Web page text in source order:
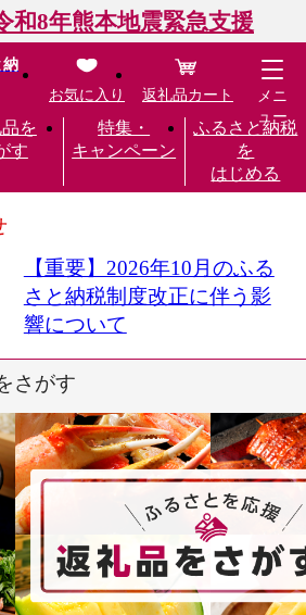
和8年熊本地震緊急支援
納
を
す
特集・
キャンペーン
ふるさと納税
を
はじめる
お気に入り 返礼品カート
メニ
ュー
【重要】2026年10月のふる
さと納税制度改正に伴う影
響について
さがす